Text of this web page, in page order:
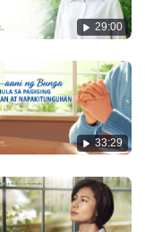
29:00
33:29